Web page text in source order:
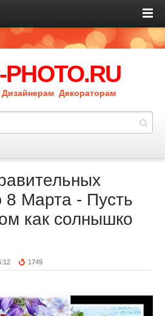
PHOTO.RU
Декораторам
8 Марта - Пусть
как солнышко
1749